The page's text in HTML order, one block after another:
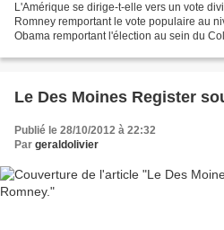
L'Amérique se dirige-t-elle vers un vote
Romney remportant le vote populaire au
Obama remportant l'élection au sein du
Le Des Moines Register
Publié le 28/10/2012 à 22:32
Par geraldolivier